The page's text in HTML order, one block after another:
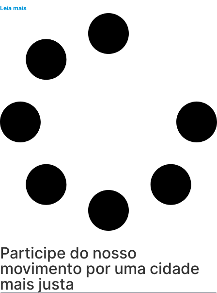
Leia mais
Participe do nosso
movimento por uma cidade
mais justa